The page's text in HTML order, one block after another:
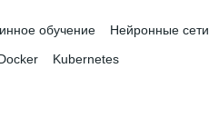
обучение Нейронные сети
Kubernetes